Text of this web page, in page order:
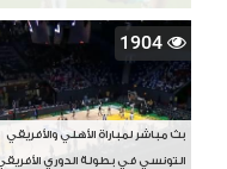
1904
بث مباشر لمباراة الأهلي والأفريقي
التونسي في بطولة الدوري